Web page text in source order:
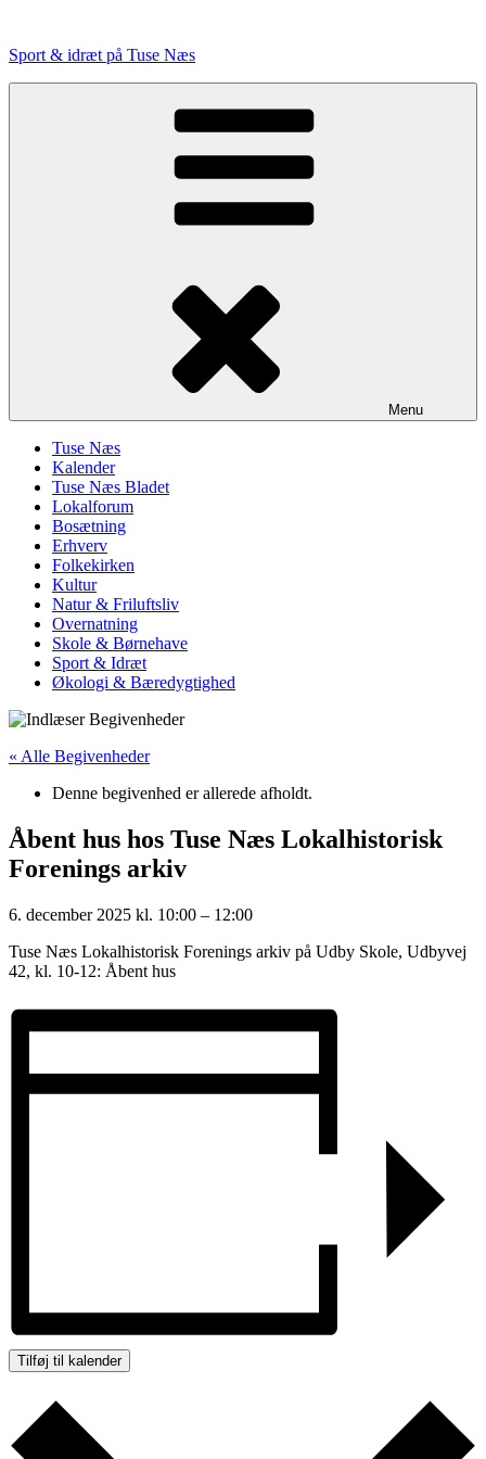
indhold
Sport & idræt på Tuse Næs
Menu
Tuse Næs
Kalender
Tuse Næs Bladet
Lokalforum
Bosætning
Erhverv
Folkekirken
Kultur
Natur & Friluftsliv
Overnatning
Skole & Børnehave
Sport & Idræt
Økologi & Bæredygtighed
« Alle Begivenheder
Denne begivenhed er allerede afholdt.
Åbent hus hos Tuse Næs Lokalhistorisk
Forenings arkiv
6. december 2025 kl. 10:00 – 12:00
Tuse Næs Lokalhistorisk Forenings arkiv på Udby Skole, Udbyvej
42, kl. 10-12: Åbent hus
Tilføj til kalender